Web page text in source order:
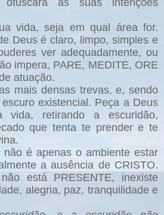
as suas intenções
vida, seja em qual área for.
Deus é claro, limpo, simples e
ver adequadamente, ou
impera, PARE, MEDITE, ORE
atuação.
mais densas trevas, e, sendo
existencial. Peça a Deus
retirando a escuridão,
que tenta te prender e te
é apenas o ambiente estar
a ausência de CRISTO.
está PRESENTE, inexiste
alegria, paz, tranquilidade e